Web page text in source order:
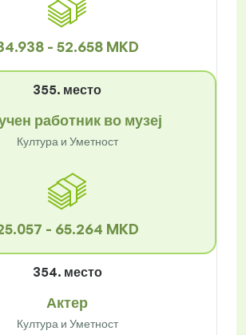
- 52.658 MKD
355. место
работник во музеј
Култура и Уметност
- 65.264 MKD
354. место
Актер
Култура и Уметност